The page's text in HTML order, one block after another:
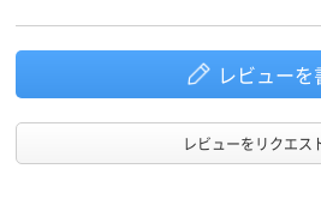
レビューを
レビューをリクエス